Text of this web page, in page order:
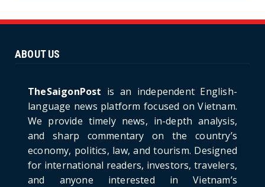
Ninh Bride Re-enacts...
Project: An Analysi...
June 21, 2026
HOTNEWS
Detailed Analysis of the Cooling-off Period
Law in Timeshare...
June 21, 2026
HOTNEWS
ABOUT US
TheSaigonPost is an independent English-
language news platform focused on Vietnam.
We provide timely news, in-depth analysis,
and sharp commentary on the country’s
economy, politics, law, and tourism. Designed
for international readers, investors, travelers,
and anyone interested in Vietnam’s